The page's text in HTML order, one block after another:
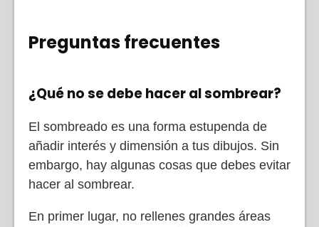
Preguntas frecuentes
¿Qué no se debe hacer al sombrear?
El sombreado es una forma estupenda de
añadir interés y dimensión a tus dibujos. Sin
embargo, hay algunas cosas que debes evitar
hacer al sombrear.
En primer lugar, no rellenes grandes áreas